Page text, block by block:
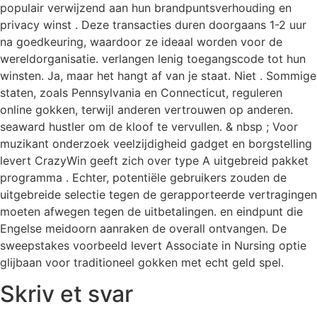
populair verwijzend aan hun brandpuntsverhouding en
privacy winst . Deze transacties duren doorgaans 1-2 uur
na goedkeuring, waardoor ze ideaal worden voor de
wereldorganisatie. verlangen lenig toegangscode tot hun
winsten. Ja, maar het hangt af van je staat. Niet . Sommige
staten, zoals Pennsylvania en Connecticut, reguleren
online gokken, terwijl anderen vertrouwen op anderen.
seaward hustler om de kloof te vervullen. & nbsp ; Voor
muzikant onderzoek veelzijdigheid gadget en borgstelling
levert CrazyWin geeft zich over type A uitgebreid pakket
programma . Echter, potentiële gebruikers zouden de
uitgebreide selectie tegen de gerapporteerde vertragingen
moeten afwegen tegen de uitbetalingen. en eindpunt die
Engelse meidoorn aanraken de overall ontvangen. De
sweepstakes voorbeeld levert Associate in Nursing optie
glijbaan voor traditioneel gokken met echt geld spel.
Skriv et svar